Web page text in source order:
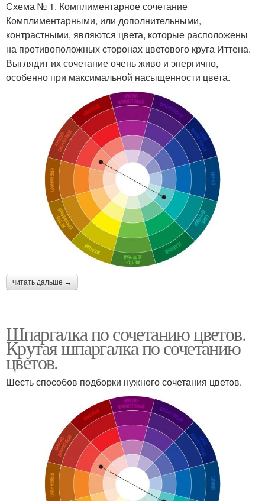
Схема № 1. Комплиментарное сочетание
Комплиментарными, или дополнительными,
контрастными, являются цвета, которые расположены
на противоположных сторонах цветового круга Иттена.
Выглядит их сочетание очень живо и энергично,
особенно при максимальной насыщенности цвета.
читать дальше →
Шпаргалка по сочетанию цветов.
Крутая шпаргалка по сочетанию
цветов.
Шесть способов подборки нужного сочетания цветов.